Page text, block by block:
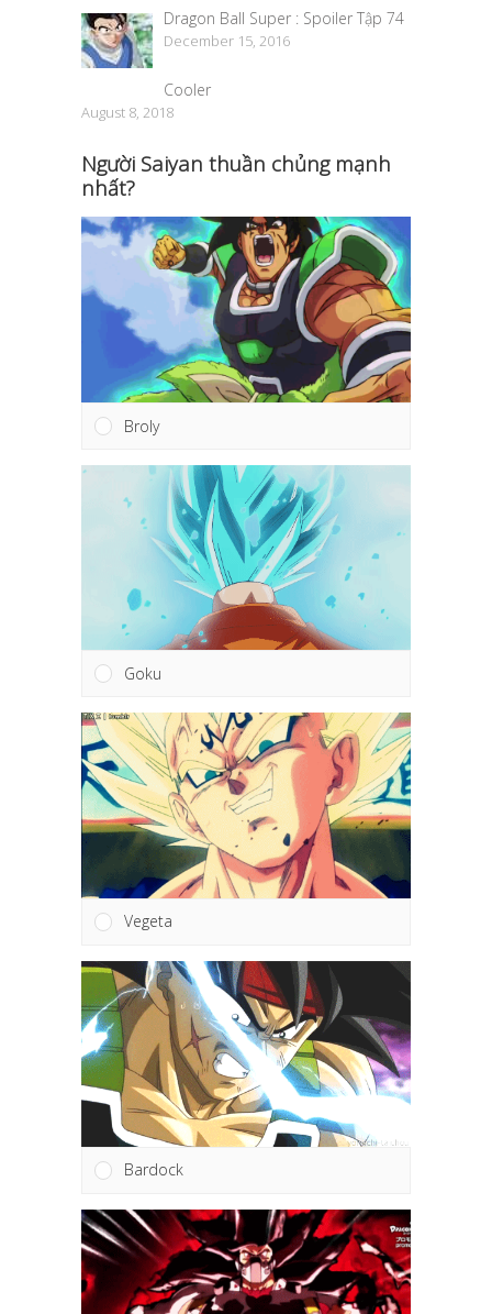
Dragon Ball Super : Spoiler Tập 74
December 15, 2016
Cooler
August 8, 2018
Người Saiyan thuần chủng mạnh
nhất?
Broly
Goku
Vegeta
Bardock